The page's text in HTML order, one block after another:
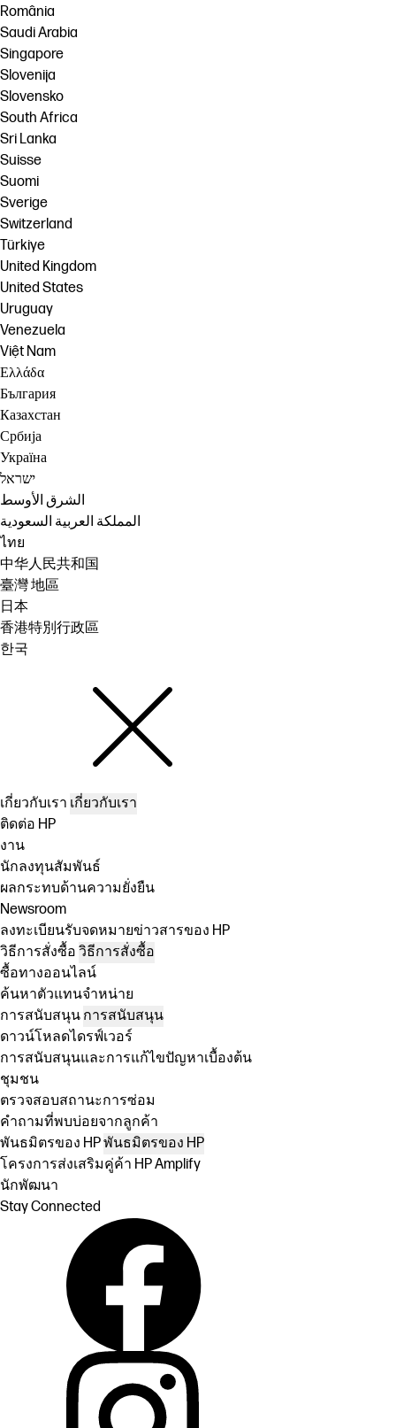
România
Saudi Arabia
Singapore
Slovenija
Slovensko
South Africa
Sri Lanka
Suisse
Suomi
Sverige
Switzerland
Türkiye
United Kingdom
United States
Uruguay
Venezuela
Việt Nam
Ελλάδα
България
Казахстан
Србија
Україна
ישראל
الشرق الأوسط
المملكة العربية السعودية
ไทย
中华人民共和国
臺灣 地區
日本
香港特別行政區
한국
เกี่ยวกับเรา เกี่ยวกับเรา
ติดต่อ HP
งาน
นักลงทุนสัมพันธ์
ผลกระทบด้านความยั่งยืน
Newsroom
ลงทะเบียนรับจดหมายข่าวสารของ HP
วิธีการสั่งซื้อ วิธีการสั่งซื้อ
ซื้อทางออนไลน์
ค้นหาตัวแทนจำหน่าย
การสนับสนุน การสนับสนุน
ดาวน์โหลดไดรฟ์เวอร์
การสนับสนุนและการแก้ไขปัญหาเบื้องต้น
ชุมชน
ตรวจสอบสถานะการซ่อม
คำถามที่พบบ่อยจากลูกค้า
พันธมิตรของ HPพันธมิตรของ HP
โครงการส่งเสริมคู่ค้า HP Amplify
นักพัฒนา
Stay Connected